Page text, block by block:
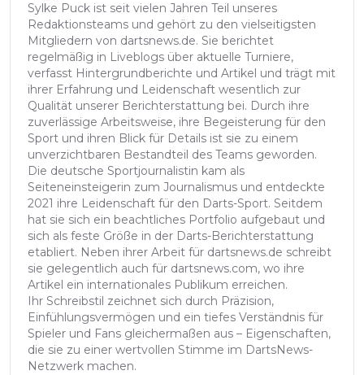
Sylke Puck ist seit vielen Jahren Teil unseres
Redaktionsteams und gehört zu den vielseitigsten
Mitgliedern von dartsnews.de. Sie berichtet
regelmäßig in Liveblogs über aktuelle Turniere,
verfasst Hintergrundberichte und Artikel und trägt mit
ihrer Erfahrung und Leidenschaft wesentlich zur
Qualität unserer Berichterstattung bei. Durch ihre
zuverlässige Arbeitsweise, ihre Begeisterung für den
Sport und ihren Blick für Details ist sie zu einem
unverzichtbaren Bestandteil des Teams geworden.
Die deutsche Sportjournalistin kam als
Seiteneinsteigerin zum Journalismus und entdeckte
2021 ihre Leidenschaft für den Darts-Sport. Seitdem
hat sie sich ein beachtliches Portfolio aufgebaut und
sich als feste Größe in der Darts-Berichterstattung
etabliert. Neben ihrer Arbeit für dartsnews.de schreibt
sie gelegentlich auch für dartsnews.com, wo ihre
Artikel ein internationales Publikum erreichen.
Ihr Schreibstil zeichnet sich durch Präzision,
Einfühlungsvermögen und ein tiefes Verständnis für
Spieler und Fans gleichermaßen aus – Eigenschaften,
die sie zu einer wertvollen Stimme im DartsNews-
Netzwerk machen.